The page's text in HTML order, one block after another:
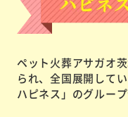
ペット火葬アサガオ
られ、 全国展開して
ハピネス」のグループ